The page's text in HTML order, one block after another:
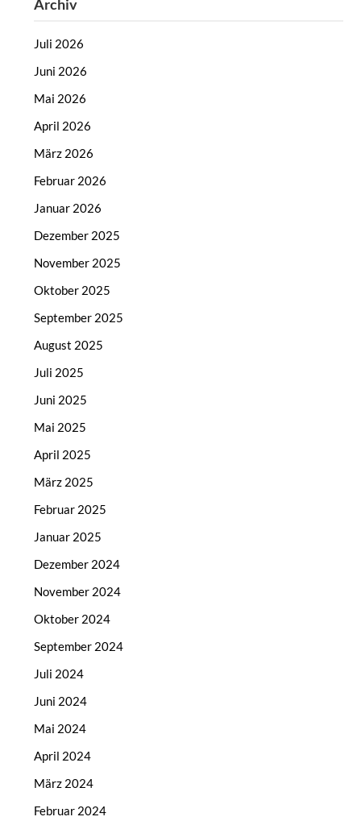
Archiv
Juli 2026
Juni 2026
Mai 2026
April 2026
März 2026
Februar 2026
Januar 2026
Dezember 2025
November 2025
Oktober 2025
September 2025
August 2025
Juli 2025
Juni 2025
Mai 2025
April 2025
März 2025
Februar 2025
Januar 2025
Dezember 2024
November 2024
Oktober 2024
September 2024
Juli 2024
Juni 2024
Mai 2024
April 2024
März 2024
Februar 2024